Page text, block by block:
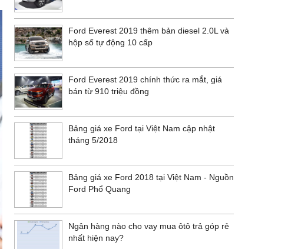
Ford Everest 2019 thêm bản diesel 2.0L và
hộp số tự động 10 cấp
Ford Everest 2019 chính thức ra mắt, giá
bán từ 910 triệu đồng
Bảng giá xe Ford tại Việt Nam cập nhật
tháng 5/2018
Bảng giá xe Ford 2018 tại Việt Nam - Nguồn
Ford Phổ Quang
Ngân hàng nào cho vay mua ôtô trả góp rẻ
nhất hiện nay?